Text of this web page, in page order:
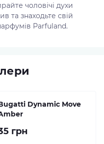
чоловічі духи
та знаходьте свій
Parfuland.
Dynamic Move
грн